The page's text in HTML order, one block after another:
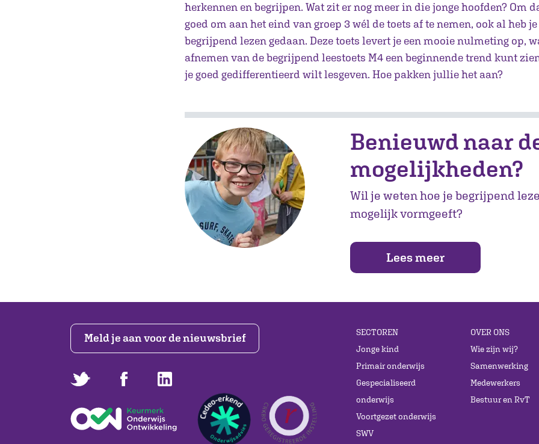
herkennen en begrijpen. Wat zit er nog meer in die jonge hoofden? Om
goed om aan het eind van groep 3 wél de toets af te nemen, ook al heb
begrijpend lezen gedaan. Deze toets levert je een mooie nulmeting op,
afnemen van de begrijpend leestoets M4 een beginnende trend kunt
je goed gedifferentieerd wilt lesgeven. Hoe pakken jullie het aan?
Benieuwd naar
mogelijkheden?
Wil je weten hoe je begrijpend
mogelijk vormgeeft?
Lees meer
Meld je aan voor de nieuwsbrief
SECTOREN
Jonge kind
Primair onderwijs
Gespecialiseerd
onderwijs
Voortgezet onderwijs
SWV
OVER ONS
Wie zijn wij?
Samenwerking
Medewerkers
Bestuur en RvT